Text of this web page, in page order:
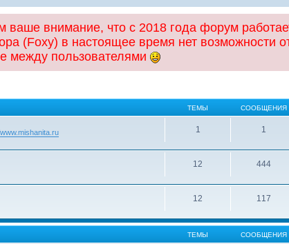
ваше внимание, что с 2018 года форум
(Foxy) в настоящее время нет возможности
между пользователями
ТЕМЫ СООБЩЕНИЯ
1 1
12 444
12 117
ТЕМЫ СООБЩЕНИЯ